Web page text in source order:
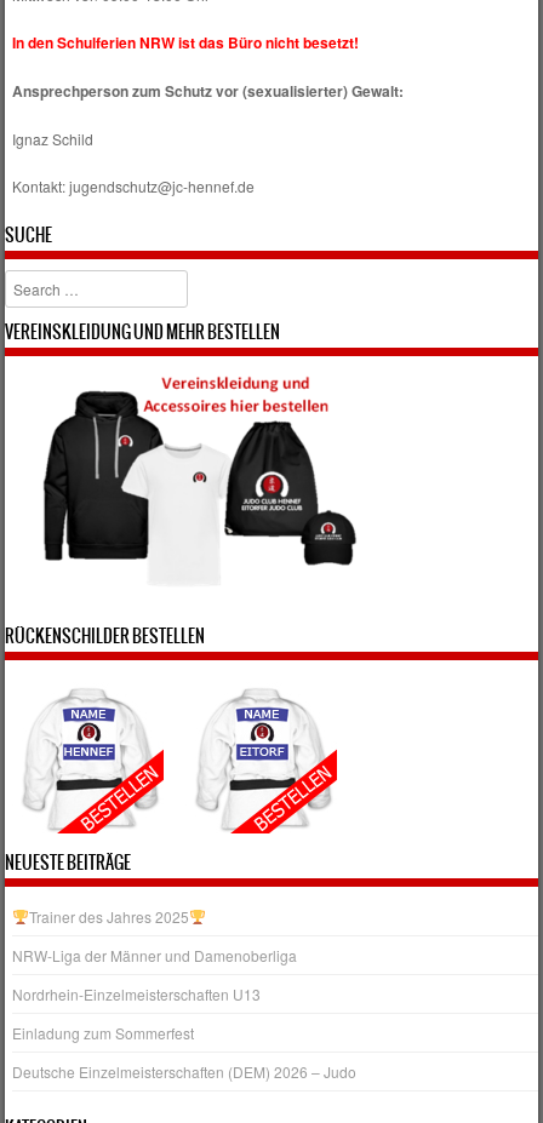
In den Schulferien NRW ist das Büro nicht besetzt!
Ansprechperson zum Schutz vor (sexualisierter) Gewalt:
Ignaz Schild
Kontakt: jugendschutz@jc-hennef.de
SUCHE
Search
VEREINSKLEIDUNG UND MEHR BESTELLEN
RÜCKENSCHILDER BESTELLEN
NEUESTE BEITRÄGE
Trainer des Jahres 2025
NRW‑Liga der Männer und Damenoberliga
Nordrhein-Einzelmeisterschaften U13
Einladung zum Sommerfest
Deutsche Einzelmeisterschaften (DEM) 2026 – Judo